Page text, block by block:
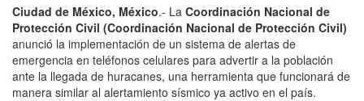
Ciudad de México, México.- La Coordinación Nacional de
Protección Civil (Coordinación Nacional de Protección Civil)
anunció la implementación de un sistema de alertas de
emergencia en teléfonos celulares para advertir a la población
ante la llegada de huracanes, una herramienta que funcionará de
manera similar al alertamiento sísmico ya activo en el país.